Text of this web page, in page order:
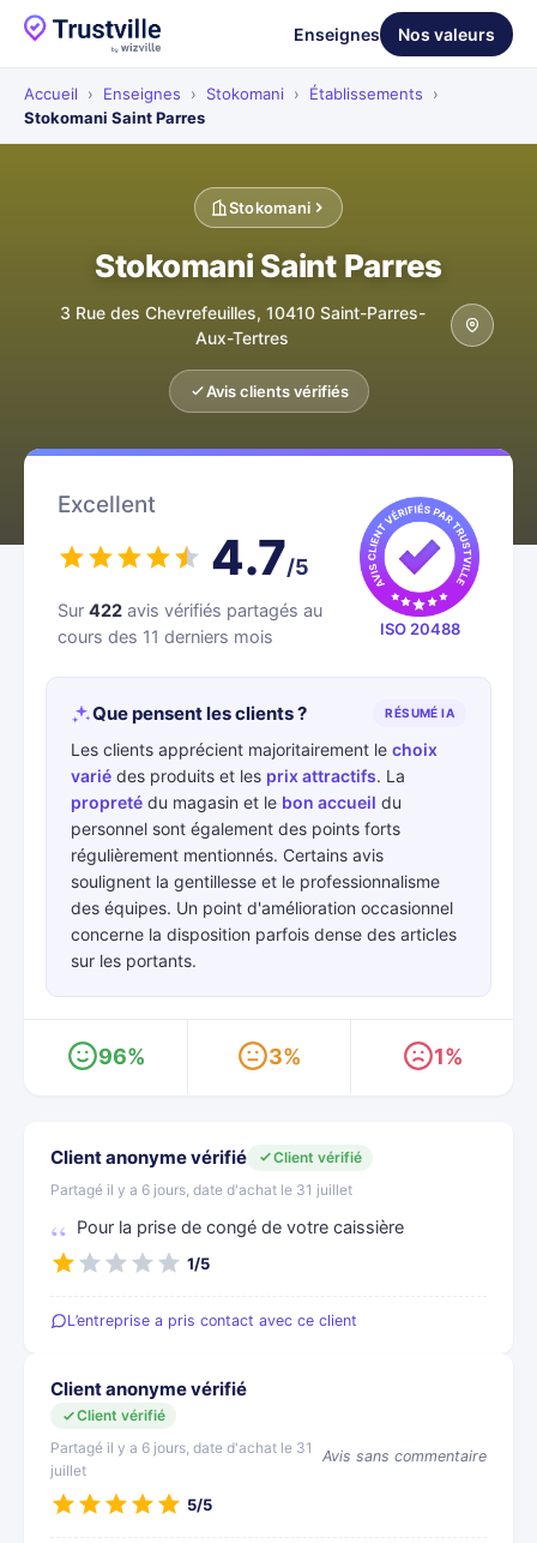
Enseignes Nos valeurs
Accueil › Enseignes › Stokomani › Établissements
›
Stokomani Saint Parres
Stokomani
Stokomani Saint Parres
3 Rue des Chevrefeuilles, 10410 Saint-Parres-
Aux-Tertres
Avis clients vérifiés
Excellent
4.7/5
Sur 422 avis vérifiés partagés au
cours des 11 derniers mois
ISO 20488
Que pensent les clients ? RÉSUMÉ IA
Les clients apprécient majoritairement le choix
varié des produits et les prix attractifs. La
propreté du magasin et le bon accueil du
personnel sont également des points forts
régulièrement mentionnés. Certains avis
soulignent la gentillesse et le professionnalisme
des équipes. Un point d'amélioration occasionnel
concerne la disposition parfois dense des articles
sur les portants.
96% 3% 1%
Client anonyme vérifié
Client vérifié
Partagé il y a 6 jours, date d'achat le 31 juillet
Pour la prise de congé de votre caissière
1/5
L’entreprise a pris contact avec ce client
Client anonyme vérifié
Client vérifié
Partagé il y a 6 jours, date d'achat le 31
juillet
Avis sans commentaire
5/5